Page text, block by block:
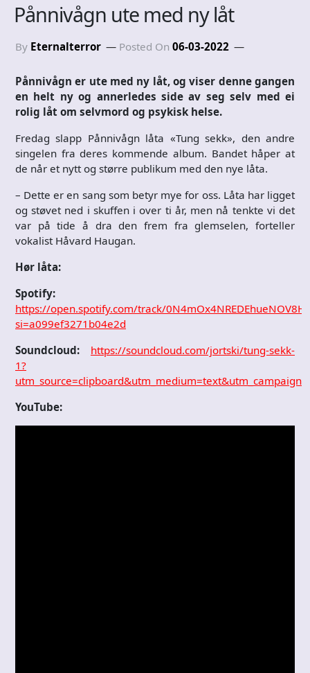
Pånnivågn ute med ny låt
By Eternalterror Posted On 06-03-2022
Pånnivågn er ute med ny låt, og viser denne gangen
en helt ny og annerledes side av seg selv med ei
rolig låt om selvmord og psykisk helse.
Fredag slapp Pånnivågn låta «Tung sekk», den andre
singelen fra deres kommende album. Bandet håper at
de når et nytt og større publikum med den nye låta.
– Dette er en sang som betyr mye for oss. Låta har ligget
og støvet ned i skuffen i over ti år, men nå tenkte vi det
var på tide å dra den frem fra glemselen, forteller
vokalist Håvard Haugan.
Hør låta:
Spotify:
https://open.spotify.com/track/
si=a099ef3271b04e2d
Soundcloud:
https://soundcloud.com/jortski/tung-sekk-
1?
YouTube: